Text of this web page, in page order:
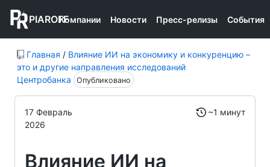
PIAROFFКомпании Новости Пресс-релизы События
Главная / Влияние ИИ на экономику и конкуренцию –
это и другие направления исследований
Центробанка
Опубликовано
17 Февраль
2026
~1 минут
Влияние ИИ на